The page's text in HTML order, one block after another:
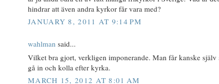
hindrar att även andra kyrkor får vara med?
JANUARY 8, 2011 AT 9:14 PM
wahlman said...
Vilket bra gjort, verkligen imponerande. Man får kanske själv
gå in och kolla efter kyrka.
MARCH 15, 2012 AT 8:01 AM